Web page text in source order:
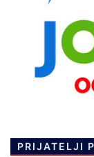
PRIJATELJI